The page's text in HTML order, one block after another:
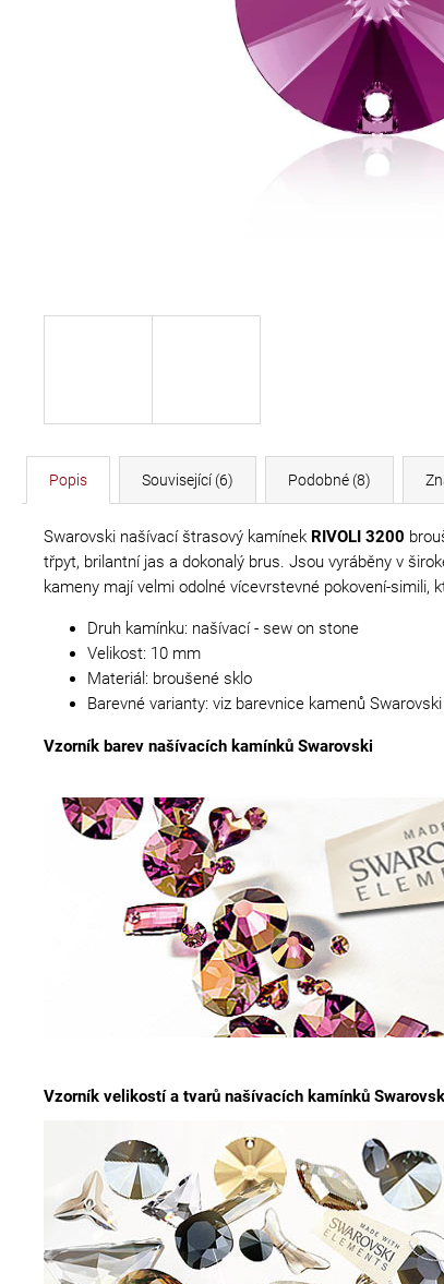
Popis Související (6) Podobné (8)
Swarovski našívací štrasový kamínek RIVOLI 3200
třpyt, brilantní jas a dokonalý brus. Jsou vyráběny v
kameny mají velmi odolné vícevrstevné pokovení-simili,
Druh kamínku: našívací - sew on stone
Velikost: 10 mm
Materiál: broušené sklo
Barevné varianty: viz barevnice kamenů Swarovski
Vzorník barev našívacích kamínků Swarovski
Vzorník velikostí a tvarů našívacích kamínků